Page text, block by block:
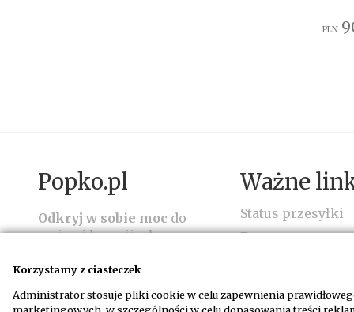
PLN
Popko.pl
Odkryj w sobie moc do
zmian i kreacji własnego
życia.Skorzystaj z
autorskich narzędzi i usług
mistrza duchowego
Ważne
Status przesyłki
Dostawa
Płatności
Korzystamy z ciasteczek
Administrator stosuje pliki cookie w celu zapewnienia